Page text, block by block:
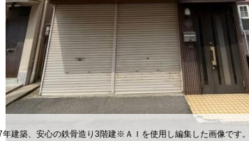
建築、安心の鉄骨造り3階建※ＡＩを使用し編集した画像です